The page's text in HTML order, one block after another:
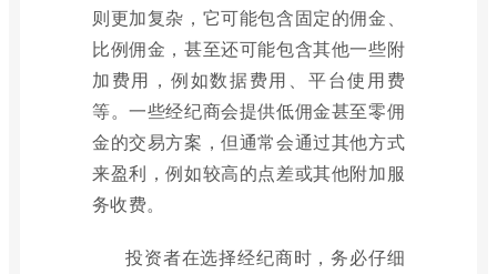
则更加复杂，它可能包含固定的佣金、
比例佣金，甚至还可能包含其他一些附
加费用，例如数据费用、平台使用费
等。一些经纪商会提供低佣金甚至零佣
金的交易方案，但通常会通过其他方式
来盈利，例如较高的点差或其他附加服
务收费。
投资者在选择经纪商时，务必仔细